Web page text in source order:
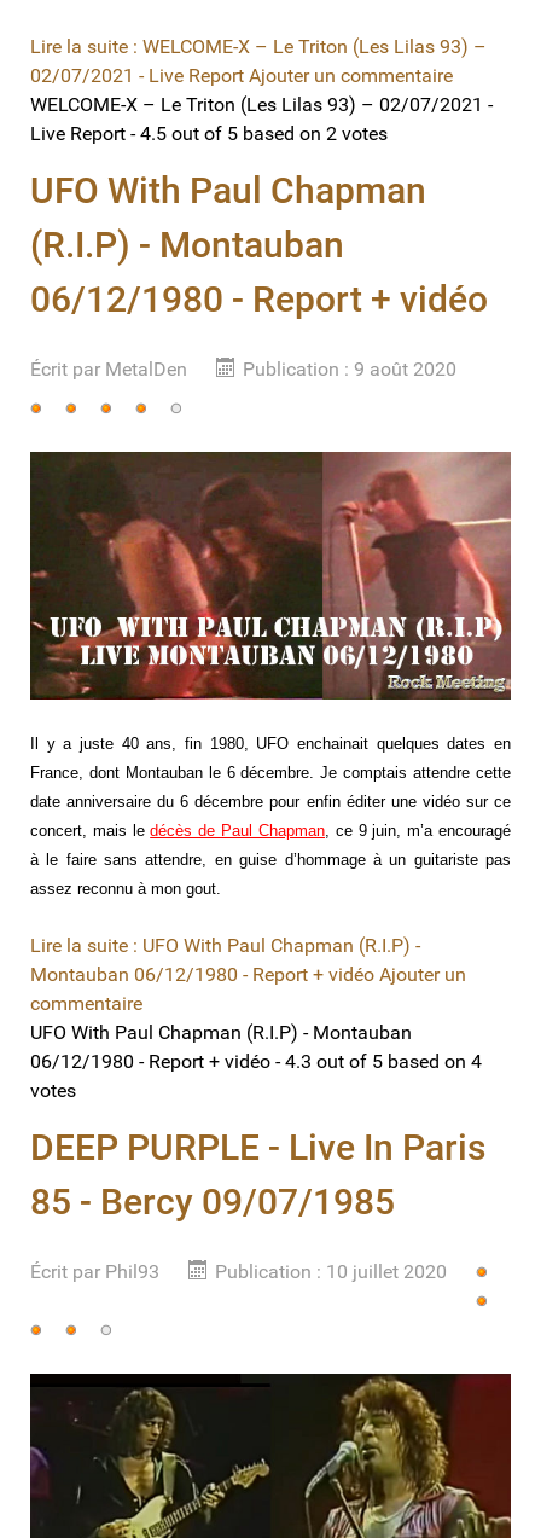
Lire la suite : WELCOME-X – Le Triton (Les Lilas 93) –
02/07/2021 - Live Report Ajouter un commentaire
WELCOME-X – Le Triton (Les Lilas 93) – 02/07/2021 -
Live Report -4.5 out of 5 based on 2 votes
UFO With Paul Chapman
(R.I.P) - Montauban
06/12/1980 - Report + vidéo
Écrit par MetalDen
Publication : 9 août 2020
Vote
Il y a juste 40 ans, fin 1980, UFO enchainait quelques dates en
France, dont Montauban le 6 décembre. Je comptais attendre cette
date anniversaire du 6 décembre pour enfin éditer une vidéo sur ce
concert, mais ledécès de Paul Chapman, ce 9 juin, m’a encouragé
à le faire sans attendre, en guise d’hommage à un guitariste pas
assez reconnu à mon gout.
Lire la suite : UFO With Paul Chapman (R.I.P) -
Montauban 06/12/1980 - Report + vidéo Ajouter un
commentaire
UFO With Paul Chapman (R.I.P) - Montauban
06/12/1980 - Report + vidéo -4.3 out of 5 based on 4
votes
DEEP PURPLE - Live In Paris
85 - Bercy 09/07/1985
Écrit par Phil93 Publication : 10 juillet 2020
Vote